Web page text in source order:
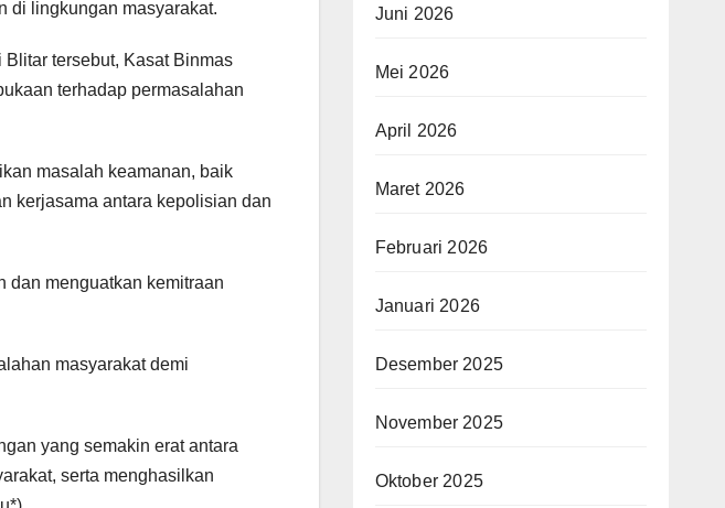
di lingkungan masyarakat.
tersebut, Kasat Binmas
terhadap permasalahan
masalah keamanan, baik
kerjasama antara kepolisian dan
dan menguatkan kemitraan
masyarakat demi
yang semakin erat antara
serta menghasilkan
Juni 2026
Mei 2026
April 2026
Maret 2026
Februari 2026
Januari 2026
Desember 2025
November 2025
Oktober 2025